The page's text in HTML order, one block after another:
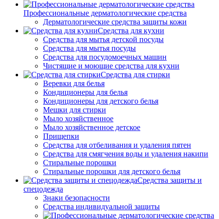
Профессиональные дерматологические средства
Дерматологические средства защиты кожи
Средства для кухни
Средства для мытья детской посуды
Средства для мытья посуды
Средства для посудомоечных машин
Чистящие и моющие средства для кухни
Средства для стирки
Веревки для белья
Кондиционеры для белья
Кондиционеры для детского белья
Мешки для стирки
Мыло хозяйственное
Мыло хозяйственное детское
Прищепки
Средства для отбеливания и удаления пятен
Средства для смягчения воды и удаления накипи
Стиральные порошки
Стиральные порошки для детского белья
Средства защиты и
спецодежда
Знаки безопасности
Средства индивидуальной защиты